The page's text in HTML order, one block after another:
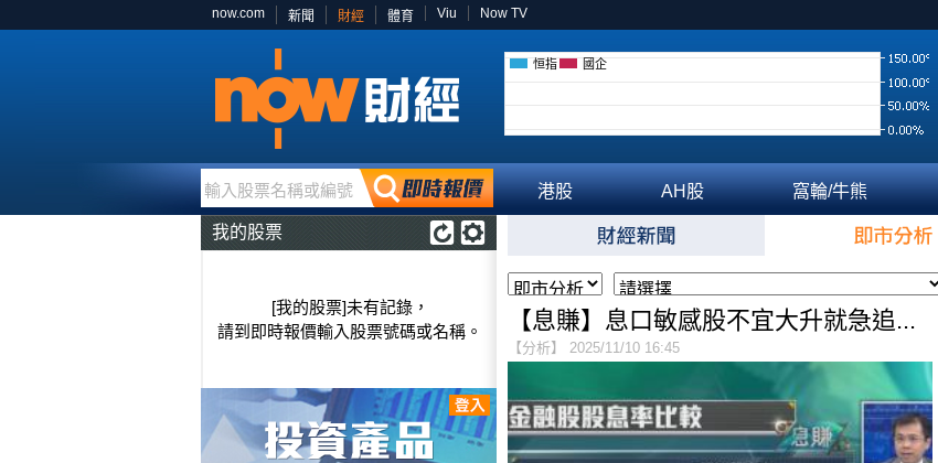
now.com 新聞 財經 體育 Viu Now TV
恒指 國企
輸入股票名稱或編號 港股 AH股 窩輪/牛熊
我的股票
[我的股票]未有記錄，
請到即時報價輸入股票號碼或名稱。
【息賺】息口敏感股不宜大升就急追...
【分析】 2025/11/10 16:45